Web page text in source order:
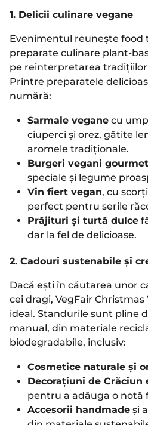
1. Delicii culinare vegane
Evenimentul reunește food
preparate culinare plant-
pe reinterpretarea
Printre preparatele
numără:
Sarmale vegane cu
ciuperci și orez, gătite
aromele tradiționale.
Burgeri vegani gourmet
speciale și legume
Vin fiert vegan, cu
perfect pentru serile
Prăjituri și turtă dulce
dar la fel de delicioase.
2. Cadouri sustenabile și
Dacă ești în căutarea unor
cei dragi, VegFair
ideal. Standurile sunt pline
manual, din materiale
biodegradabile, inclusiv:
Cosmetice naturale și
Decorațiuni de Crăciun
pentru a adăuga o notă
Accesorii handmade și